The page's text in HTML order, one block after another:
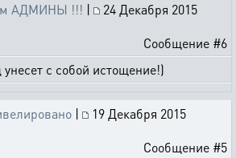
АДМИНЫ !!! |
24 Декабря 2015
Сообщение #6
с собой истощение!)
|
19 Декабря 2015
Сообщение #5